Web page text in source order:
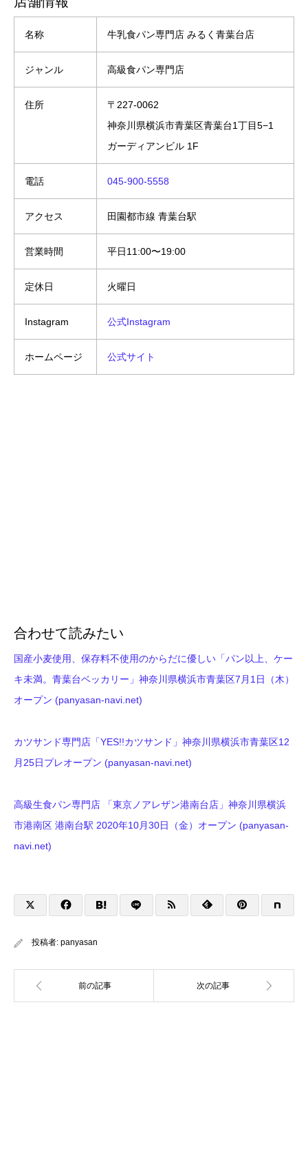
名称 牛乳食パン専門店 みるく青葉台店
ジャンル 高級食パン専門店
住所
〒227-0062
神奈川県横浜市青葉区青葉台1丁目5−1
ガーディアンビル 1F
電話 045-900-5558
アクセス 田園都市線 青葉台駅
営業時間 平日11:00〜19:00
定休日 火曜日
Instagram 公式Instagram
ホームページ 公式サイト
合わせて読みたい
国産小麦使用、保存料不使用のからだに優しい「パン以上、ケー
キ未満。青葉台ベッカリー」神奈川県横浜市青葉区7月1日（木）
オープン (panyasan-navi.net)
カツサンド専門店「YES!!カツサンド」神奈川県横浜市青葉区12
月25日プレオープン (panyasan-navi.net)
高級生食パン専門店 「東京ノアレザン港南台店」神奈川県横浜
市港南区 港南台駅 2020年10月30日（金）オープン (panyasan-
navi.net)
投稿者: panyasan